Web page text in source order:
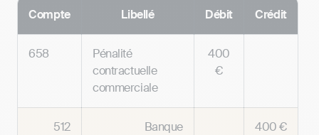
Compte Libellé Débit Crédit
658
Pénalité
contractuelle
commerciale
400
€
512 Banque 400 €